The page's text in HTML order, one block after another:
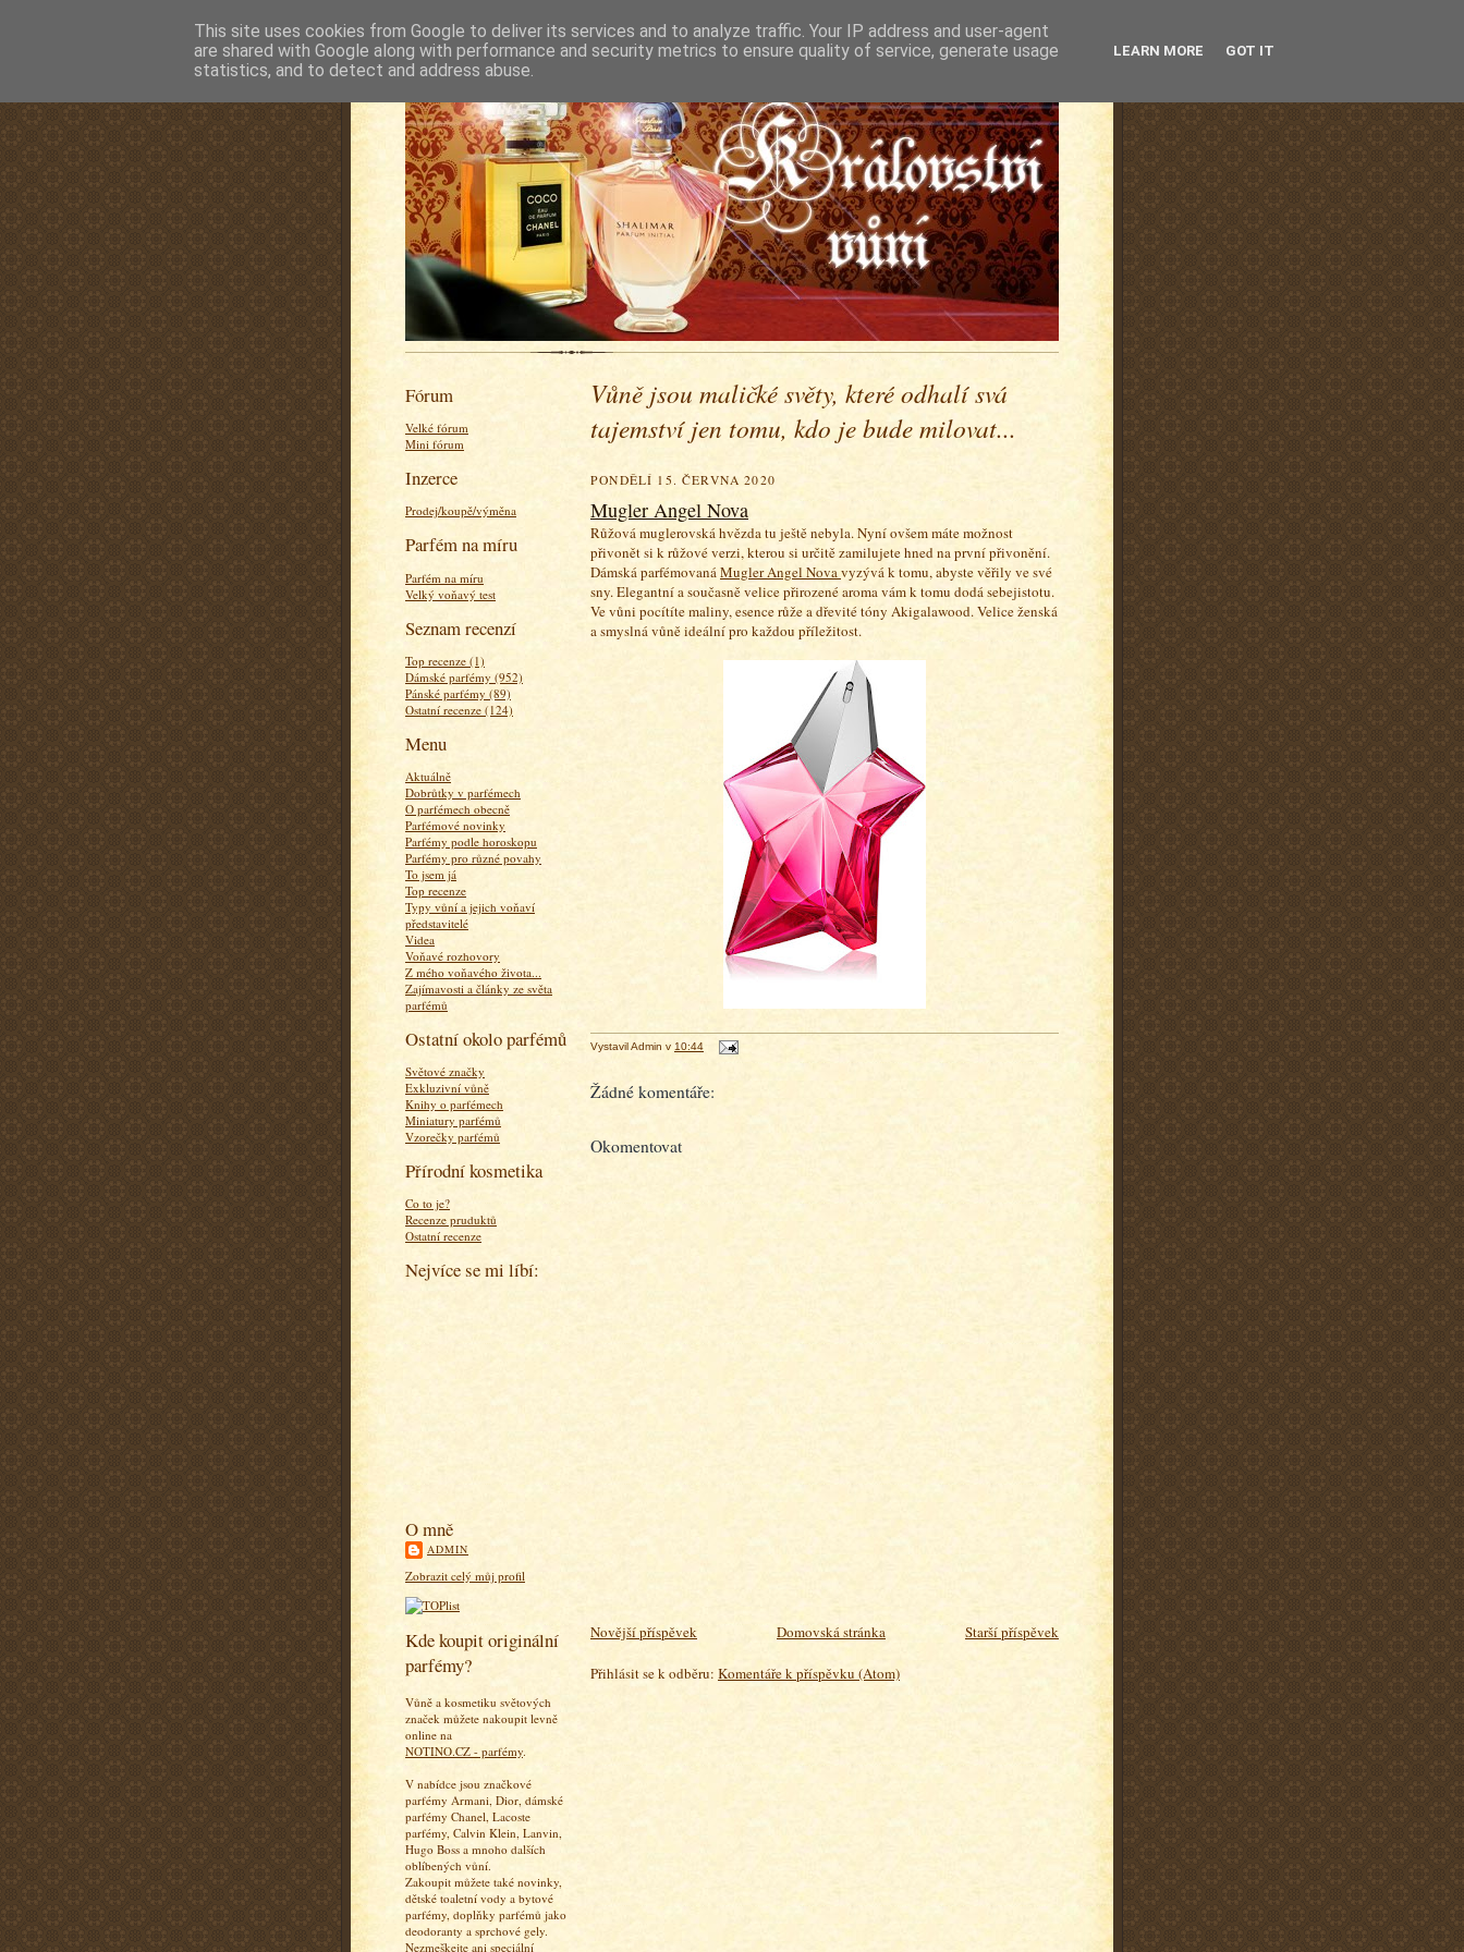
Fórum
Velké fórum
Mini fórum
Inzerce
Prodej/koupě/výměna
Parfém na míru
Parfém na míru
Velký voňavý test
Seznam recenzí
Top recenze (1)
Dámské parfémy (952)
Pánské parfémy (89)
Ostatní recenze (124)
Menu
Aktuálně
Dobrůtky v parfémech
O parfémech obecně
Parfémové novinky
Parfémy podle horoskopu
Parfémy pro různé povahy
To jsem já
Top recenze
Typy vůní a jejich voňaví
představitelé
Videa
Voňavé rozhovory
Z mého voňavého života...
Zajímavosti a články ze světa
parfémů
Ostatní okolo parfémů
Světové značky
Exkluzivní vůně
Knihy o parfémech
Miniatury parfémů
Vzorečky parfémů
Přírodní kosmetika
Co to je?
Recenze pruduktů
Ostatní recenze
Nejvíce se mi líbí:
O mně
ADMIN
Zobrazit celý můj profil
Kde koupit originální
parfémy?
Vůně a kosmetiku světových
značek můžete nakoupit levně
online na
NOTINO.CZ - parfémy.
V nabídce jsou značkové
parfémy Armani, Dior, dámské
parfémy Chanel, Lacoste
parfémy, Calvin Klein, Lanvin,
Hugo Boss a mnoho dalších
oblíbených vůní.
Zakoupit můžete také novinky,
dětské toaletní vody a bytové
parfémy, doplňky parfémů jako
deodoranty a sprchové gely.
Nezmeškejte ani speciální
Vůně jsou maličké světy, které odhalí svá
tajemství jen tomu, kdo je bude milovat...
PONDĚLÍ 15. ČERVNA 2020
Mugler Angel Nova
Růžová muglerovská hvězda tu ještě nebyla. Nyní ovšem máte možnost
přivonět si k růžové verzi, kterou si určitě zamilujete hned na první přivonění.
Dámská parfémovanáMugler Angel Novavyzývá k tomu, abyste věřily ve své
sny. Elegantní a současně velice přirozené aroma vám k tomu dodá sebejistotu.
Ve vůni pocítíte maliny, esence růže a dřevité tóny Akigalawood. Velice ženská
a smyslná vůně ideální pro každou příležitost.
VystavilAdmin v 10:44
Žádné komentáře:
Okomentovat
Novější příspěvek Starší příspěvek
Domovská stránka
Přihlásit se k odběru: Komentáře k příspěvku (Atom)
This site uses cookies from Google to deliver its services and to analyze traffic. Your IP address and user-agent
are shared with Google along with performance and security metrics to ensure quality of service, generate usage
statistics, and to detect and address abuse.
LEARN MORE GOT IT